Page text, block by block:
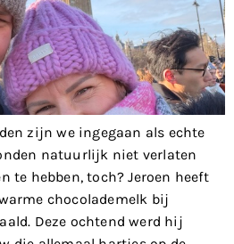
zijn we ingegaan als echte
natuurlijk niet verlaten
te hebben, toch? Jeroen heeft
chocolademelk bij
Deze ochtend werd hij